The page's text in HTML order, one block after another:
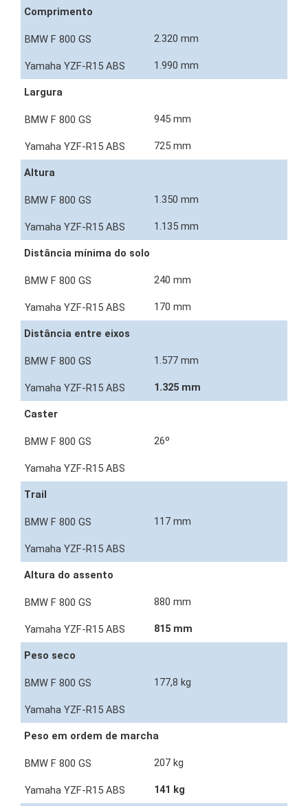
Comprimento
2.320 mm
1.990 mm
Largura
945 mm
725 mm
Altura
1.350 mm
1.135 mm
Distância mínima do solo
240 mm
170 mm
Distância entre eixos
1.577 mm
1.325 mm
Caster
26º
Trail
117 mm
Altura do assento
880 mm
815 mm
Peso seco
177,8 kg
Peso em ordem de marcha
207 kg
141 kg